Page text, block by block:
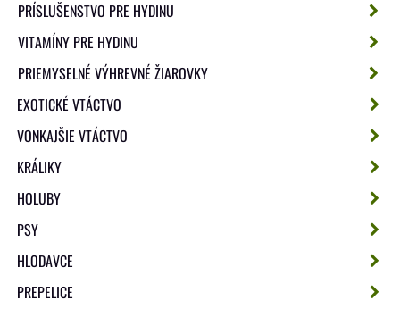
PRÍSLUŠENSTVO PRE HYDINU
VITAMÍNY PRE HYDINU
PRIEMYSELNÉ VÝHREVNÉ ŽIAROVKY
EXOTICKÉ VTÁCTVO
VONKAJŠIE VTÁCTVO
KRÁLIKY
HOLUBY
PSY
HLODAVCE
PREPELICE